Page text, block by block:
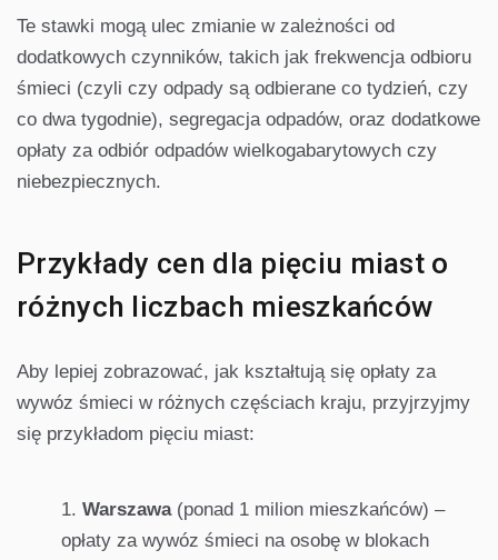
Te stawki mogą ulec zmianie w zależności od
dodatkowych czynników, takich jak frekwencja odbioru
śmieci (czyli czy odpady są odbierane co tydzień, czy
co dwa tygodnie), segregacja odpadów, oraz dodatkowe
opłaty za odbiór odpadów wielkogabarytowych czy
niebezpiecznych.
Przykłady cen dla pięciu miast o
różnych liczbach mieszkańców
Aby lepiej zobrazować, jak kształtują się opłaty za
wywóz śmieci w różnych częściach kraju, przyjrzyjmy
się przykładom pięciu miast:
Warszawa(ponad 1 milion mieszkańców) –
opłaty za wywóz śmieci na osobę w blokach